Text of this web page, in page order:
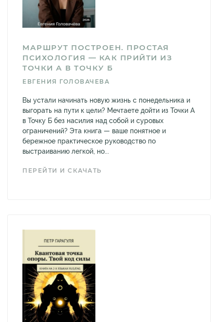
МАРШРУТ ПОСТРОЕН. ПРОСТАЯ
ПСИХОЛОГИЯ — КАК ПРИЙТИ ИЗ
ТОЧКИ А В ТОЧКУ Б
ЕВГЕНИЯ ГОЛОВАЧЕВА
Вы устали начинать новую жизнь с понедельника и
выгорать на пути к цели? Мечтаете дойти из Точки А
в Точку Б без насилия над собой и суровых
ограничений? Эта книга — ваше понятное и
бережное практическое руководство по
выстраиванию легкой, но...
ПЕРЕЙТИ И СКАЧАТЬ